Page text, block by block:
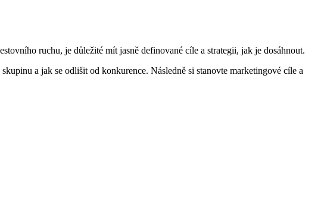
ruchu, je důležité mít jasně definované cíle a strategii, jak je dosáhnout.
a jak se odlišit od konkurence. Následně si stanovte marketingové cíle a